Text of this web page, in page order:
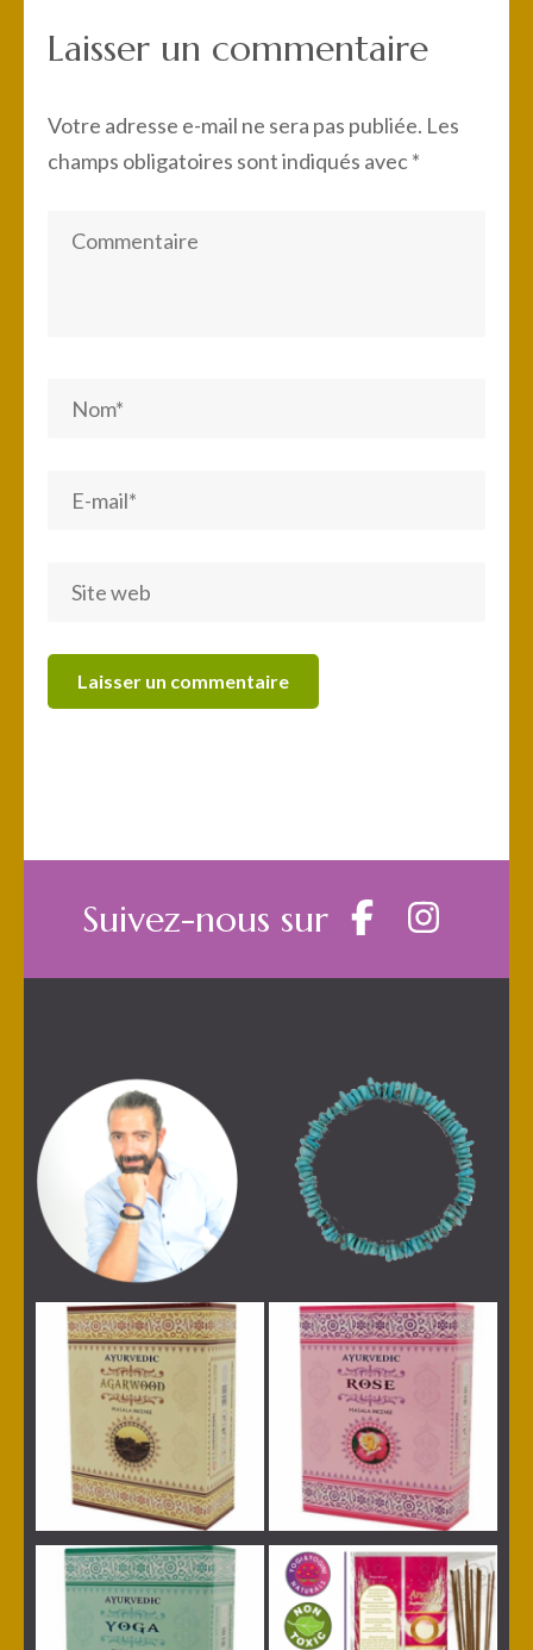
Laisser un commentaire
Votre adresse e-mail ne sera pas publiée. Les
champs obligatoires sont indiqués avec*
Suivez-nous sur